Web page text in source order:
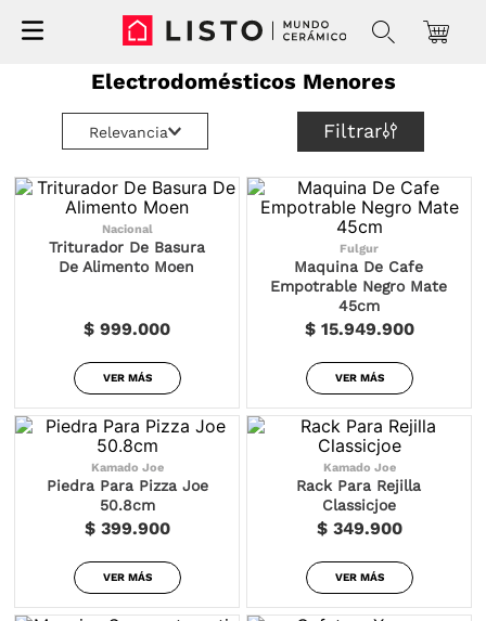
Electrodomésticos Menores
Relevancia Filtrar
Nacional
Triturador De Basura
De Alimento Moen
$ 999.000
VER MÁS
Fulgur
Maquina De Cafe
Empotrable Negro Mate
45cm
$ 15.949.900
VER MÁS
Kamado Joe
Piedra Para Pizza Joe
50.8cm
$ 399.900
VER MÁS
Kamado Joe
Rack Para Rejilla
Classicjoe
$ 349.900
VER MÁS